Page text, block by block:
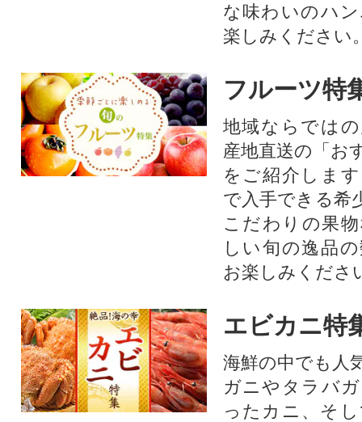
な味わいのハ
楽しみください
フルーツ特
地域ならでは
産地直送の「お
をご紹介しま
で入手できる希
こだわりの果
しい旬の逸品
お楽しみくださ
エビカニ特
海鮮の中でも人
ガニやタラバ
ったカニ、そ